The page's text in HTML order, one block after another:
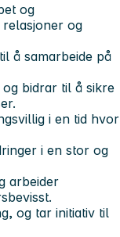
og
og
å samarbeide på
bidrar til å sikre
i en tid hvor
i en stor og
arbeider
og tar initiativ til